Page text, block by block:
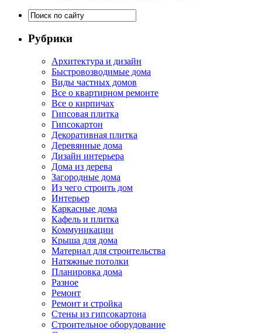
Рубрики
Архитектура и дизайн
Быстровозводимые дома
Виды частных домов
Все о квартирном ремонте
Все о кирпичах
Гипсовая плитка
Гипсокартон
Декоративная плитка
Деревянные дома
Дизайн интерьера
Дома из дерева
Загородные дома
Из чего строить дом
Интерьер
Каркасные дома
Кафель и плитка
Коммуникации
Крыша для дома
Материал для строительства
Натяжные потолки
Планировка дома
Разное
Ремонт
Ремонт и стройка
Стены из гипсокартона
Строительное оборудование